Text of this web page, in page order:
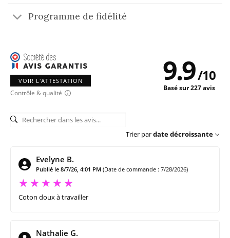
Programme de fidélité
VOIR L'ATTESTATION
Contrôle & qualité
9.9/10
Basé sur 227 avis
Trier pardate décroissante
Evelyne B.
Publié le 8/7/26, 4:01 PM (Date de commande : 7/28/2026)
Coton doux à travailler
Nathalie G.